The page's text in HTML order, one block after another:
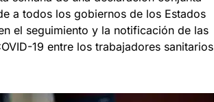
a todos los gobiernos de los Estados
el seguimiento y la notificación de las
19 entre los trabajadores sanitarios